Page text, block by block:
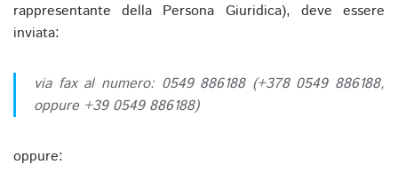
rappresentante della Persona Giuridica), deve essere
inviata:
via fax al numero: 0549 886188 (+378 0549 886188,
oppure +39 0549 886188)
oppure: